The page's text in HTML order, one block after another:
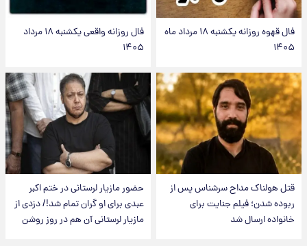
فال قهوه روزانه یکشنبه ۱۸ مرداد ماه
۱۴۰۵
فال روزانه واقعی یکشنبه ۱۸ مرداد
۱۴۰۵
قتل هولناک مداح سرشناس پس از
ربوده شدن؛ فیلم جنایت برای
خانواده ارسال شد
حضور مازیار لرستانی در ختم اکبر
عبدی برای او گران تمام شد!/ دزدی از
مازیار لرستانی آن هم در روز روشن